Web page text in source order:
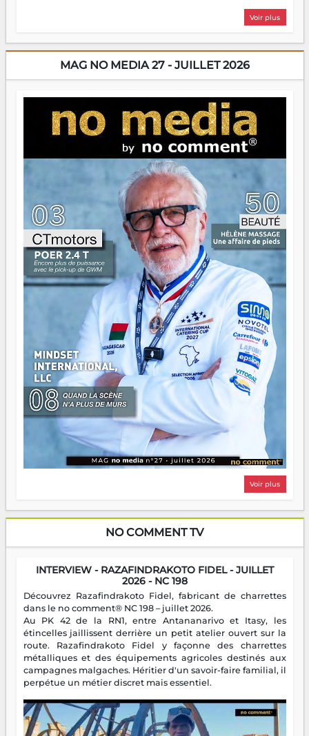
plus nombreux à se lancer, à créer, à risquer — souvent
sans filet, souvent sans aide, mais toujours avec cette
encore meilleures. Aina Rasamoelina vient de décrocher le
Prix RFI Instrumental Afrique. Miangaly Elia rafle le Prix
jeunes qui tiennent la torche. Alors oui, on pourrait
s'arrêter là, applaudir et rentrer chez soi satisfait. Mais ce
serait passer à côté d'une chose essentielle. La fougue, ça
brûle fort — et parfois, ça brûle vite. Une flamme sans
direction peut éclairer autant qu'elle peut consumer. C'est
là que les aînés entrent en scène — pas pour reprendre le
gouvernail, mais pour montrer où sont les récifs. Les jeunes
ont la force, les vieux ont l'expérience, comme on dit. Ce
n'est pas un combat de générations — c'est une question
d'équipage. Partagez vos réussites, mais aussi vos échecs.
Surtout vos échecs, d'ailleurs — ils enseignent mieux que
n'importe quel manuel. À Madagascar, la barque avance.
Il faut juste s'assurer que tout le monde rame dans le
même sens.
Voir plus
MAG NO MEDIA 27 - JUILLET 2026
Voir plus
NO COMMENT TV
INTERVIEW - RAZAFINDRAKOTO FIDEL - JUILLET
2026 - NC 198
Découvrez Razafindrakoto Fidel, fabricant de charrettes
dans le no comment® NC 198 – juillet 2026.
Au PK 42 de la RN1, entre Antananarivo et Itasy, les
étincelles jaillissent derrière un petit atelier ouvert sur la
route. Razafindrakoto Fidel y façonne des charrettes
métalliques et des équipements agricoles destinés aux
campagnes malgaches. Héritier d'un savoir-faire familial, il
perpétue un métier discret mais essentiel.